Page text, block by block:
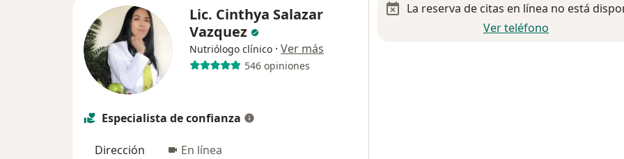
Lic. Cinthya Salazar
Vazquez
Nutriólogo clínico · Ver más
546 opiniones
Especialista de confianza
Dirección En línea
La reserva de citas en línea no está
Ver teléfono